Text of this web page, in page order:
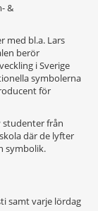
&
bl.a. Lars
berör
i Sverige
symbolerna
för
studenter från
där de lyfter
symbolik.
samt varje lördag